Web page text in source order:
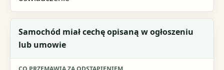
Samochód miał cechę opisaną w ogłoszeniu
lub umowie